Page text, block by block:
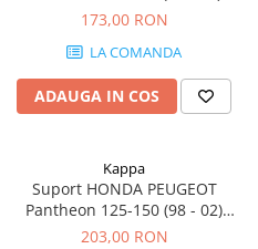
173,00 RON
LA COMANDA
ADAUGA IN COS
Kappa
Suport HONDA PEUGEOT
Pantheon 125-150 (98 - 02)
Foresight 250 (97 - 08) SV 250
203,00 RON